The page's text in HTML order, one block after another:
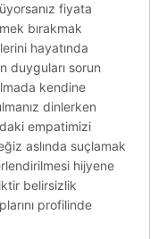
fiyata
bırakmak
hayatında
duyguları sorun
kendine
dinlerken
empatimizi
aslında suçlamak
hijyene
belirsizlik
profilinde